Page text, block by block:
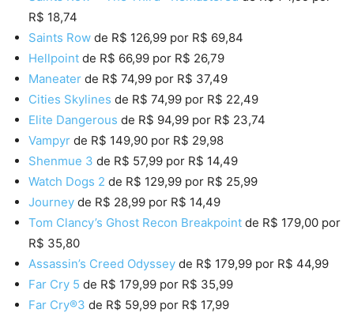
R$ 18,74
Saints Row de R$ 126,99 por R$ 69,84
Hellpoint de R$ 66,99 por R$ 26,79
Maneater de R$ 74,99 por R$ 37,49
Cities Skylines de R$ 74,99 por R$ 22,49
Elite Dangerous de R$ 94,99 por R$ 23,74
Vampyr de R$ 149,90 por R$ 29,98
Shenmue 3 de R$ 57,99 por R$ 14,49
Watch Dogs 2 de R$ 129,99 por R$ 25,99
Journey de R$ 28,99 por R$ 14,49
Tom Clancy’s Ghost Recon Breakpoint de R$ 179,00 por
R$ 35,80
Assassin’s Creed Odyssey de R$ 179,99 por R$ 44,99
Far Cry 5 de R$ 179,99 por R$ 35,99
Far Cry®3 de R$ 59,99 por R$ 17,99